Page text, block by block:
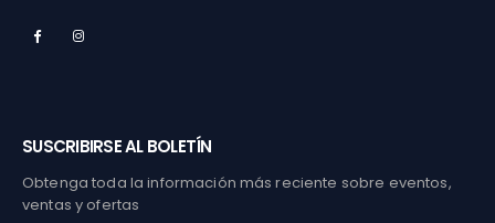
SUSCRIBIRSE AL BOLETÍN
Obtenga toda la información más reciente sobre eventos,
ventas y ofertas